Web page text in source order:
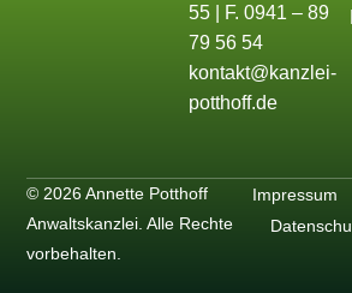
55 | F. 0941 – 89
79 56 54
kontakt@kanzlei-
potthoff.de
© 2026 Annette Potthoff
Anwaltskanzlei. Alle Rechte
vorbehalten.
Impressum